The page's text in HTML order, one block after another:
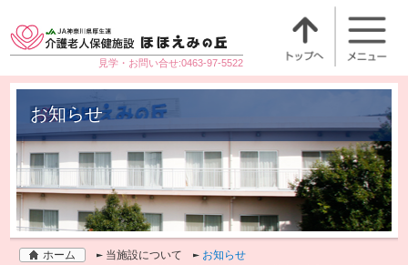
見学・お問い合せ:0463-97-5522
お知らせ
ホーム 当施設について
お知らせ